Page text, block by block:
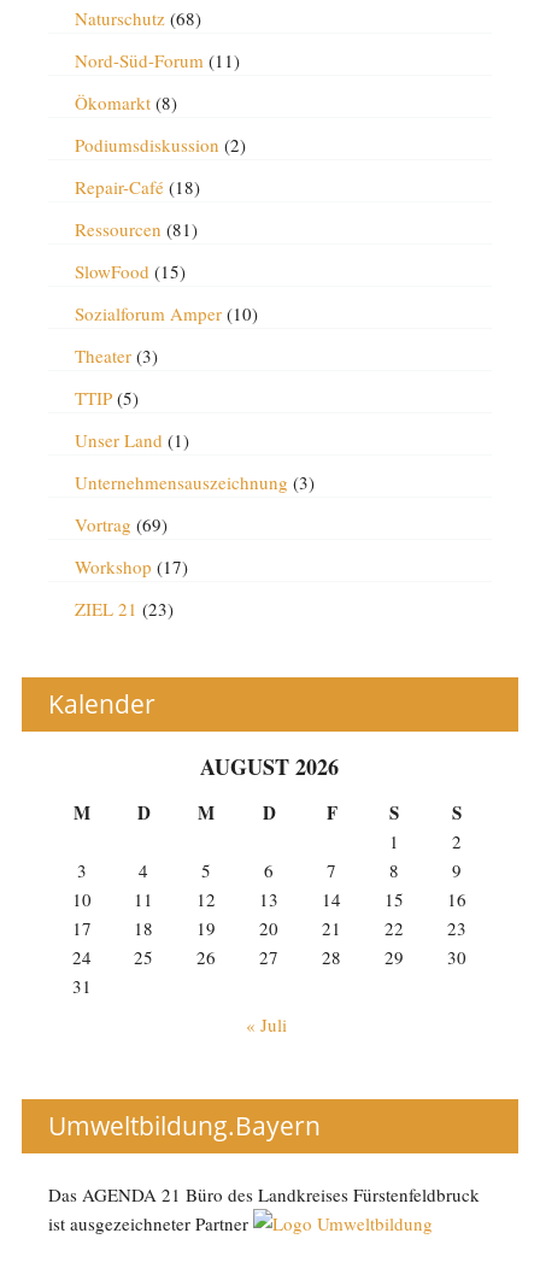
Naturschutz(68)
Nord-Süd-Forum(11)
Ökomarkt(8)
Podiumsdiskussion (2)
Repair-Café(18)
Ressourcen (81)
SlowFood (15)
Sozialforum Amper(10)
Theater(3)
TTIP(5)
Unser Land (1)
Unternehmensauszeichnung (3)
Vortrag (69)
Workshop (17)
ZIEL 21 (23)
Kalender
AUGUST 2026
M D M D F S S
1
2
3
4 5 6 7 8
9
10
11 12 13 14 15
16
17
18 19 20 21 22
23
24
25 26 27 28 29
30
31
« Juli
Umweltbildung.Bayern
Das AGENDA 21 Büro des Landkreises Fürstenfeldbruck
ist ausgezeichneter Partner